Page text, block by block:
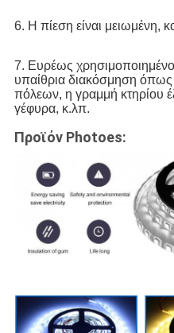
6. Η πίεση είναι μειωμένη,
7. Ευρέως
υπαίθρια διακόσμηση
πόλεων, η γραμμή κτηρίου
γέφυρα, κ.λπ.
Προϊόν Photoes: